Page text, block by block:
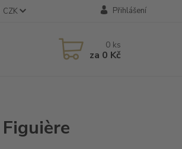
CZK Přihlášení
0 ks
za 0 Kč